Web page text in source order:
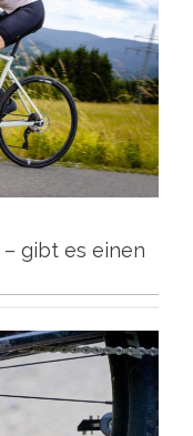
– gibt es einen